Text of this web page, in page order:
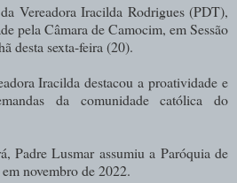
Vereadora Iracilda Rodrigues (PDT),
pela Câmara de Camocim, em Sessão
desta sexta-feira (20).
Iracilda destacou a proatividade e
da comunidade católica do
Padre Lusmar assumiu a Paróquia de
novembro de 2022.